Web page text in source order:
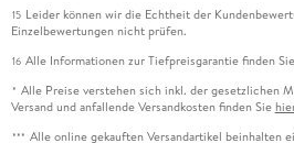
15 Leider können wir die Echtheit der
Einzelbewertungen nicht prüfen.
16 Alle Informationen zur Tiefpreisgarantie finden Sie
* Alle Preise verstehen sich inkl. der gesetzlichen
Versand und anfallende Versandkosten finden Sie
*** Alle online gekauften Versandartikel beinhalten